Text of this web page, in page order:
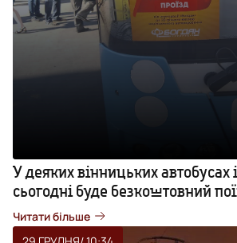
У деяких вінницьких автобусах
сьогодні буде безкоштовний
Читати більше